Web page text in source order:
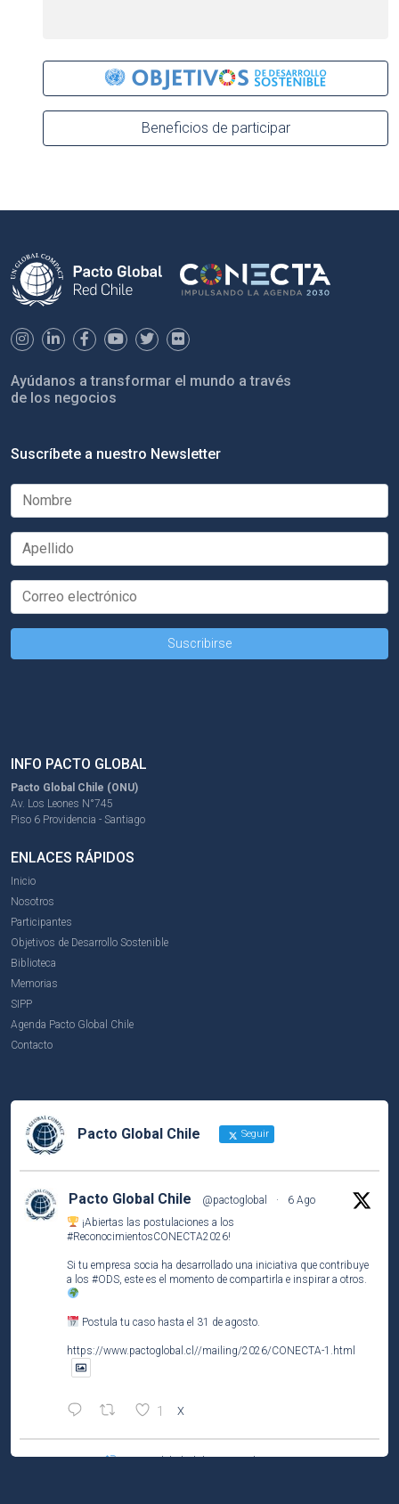
Beneficios de participar
Ayúdanos a transformar el mundo a través
de los negocios
Suscríbete a nuestro Newsletter
INFO PACTO GLOBAL
Pacto Global Chile (ONU)
Av. Los Leones N°745
Piso 6 Providencia - Santiago
ENLACES RÁPIDOS
Inicio
Nosotros
Participantes
Objetivos de Desarrollo Sostenible
Biblioteca
Memorias
SIPP
Agenda Pacto Global Chile
Contacto
Pacto Global Chile Seguir
Pacto Global Chile @pactoglobal ·
6 Ago
¡Abiertas las postulaciones a los
#ReconocimientosCONECTA2026!
Si tu empresa socia ha desarrollado una iniciativa que contribuye
a los #ODS, este es el momento de compartirla e inspirar a otros.
Postula tu caso hasta el 31 de agosto.
https://www.pactoglobal.cl//mailing/2026/CONECTA-1.html
1 X
Pacto Global Chile Retuiteado